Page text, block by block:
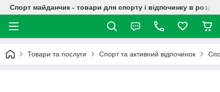
Спорт майданчик - товари для спорту і відпочинку в
Товари та послуги Спорт та активний відпочинок